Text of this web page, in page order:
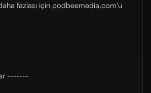
fazlası için ⁠⁠podbeemedia.com⁠⁠'u
-------